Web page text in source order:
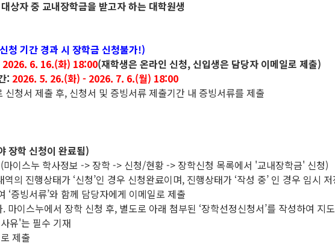
상자 중 교내장학금을 받고자 하는 대학원생
청 기간 경과 시 장학금 신청불가!)
6. 16.(화) 18:00(재학생은 온라인 신청, 신입생은 담당자 이메일로 제출)
: 2026. 5. 26.(화) - 2026. 7. 6.(월) 18:00
청서 제출 후, 신청서 및 증빙서류 제출기간 내 증빙서류를 제출
장학 신청이 완료됨)
이스누 학사정보 -> 장학 -> 신청/현황 -> 장학신청 목록에서 '교내장학금' 신청)
의 진행상태가 ‘신청’인 경우 신청완료이며, 진행상태가 ‘작성 중’ 인 경우 임시
증빙서류’와 함께 담당자에게 이메일로 제출
마이스누에서 장학 신청 후, 별도로 아래 첨부된 ‘장학선정신청서’를 작성하여 지
유'는 필수 기재
제출